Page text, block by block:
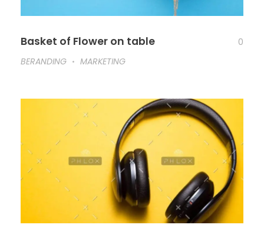
Basket of Flower on table
0
BERANDING
MARKETING